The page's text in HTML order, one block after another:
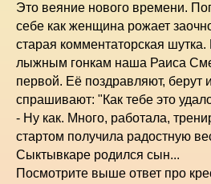
Это веяние нового времени.
себе как женщина рожает
старая комментаторская
лыжным гонкам наша Раиса
первой. Её поздравляют, берут
спрашивают: "Как тебе это
- Ну как. Много, работала,
стартом получила радостную
Сыктывкаре родился сын...
Посмотрите выше ответ про